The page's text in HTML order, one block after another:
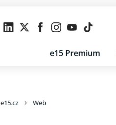
e15 Premium
e15.cz Web